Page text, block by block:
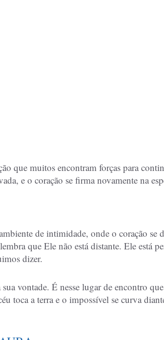
que muitos encontram forças para
e o coração se firma novamente na
de intimidade, onde o coração se
que Ele não está distante. Ele está
dizer.
vontade. É nesse lugar de encontro que
toca a terra e o impossível se curva